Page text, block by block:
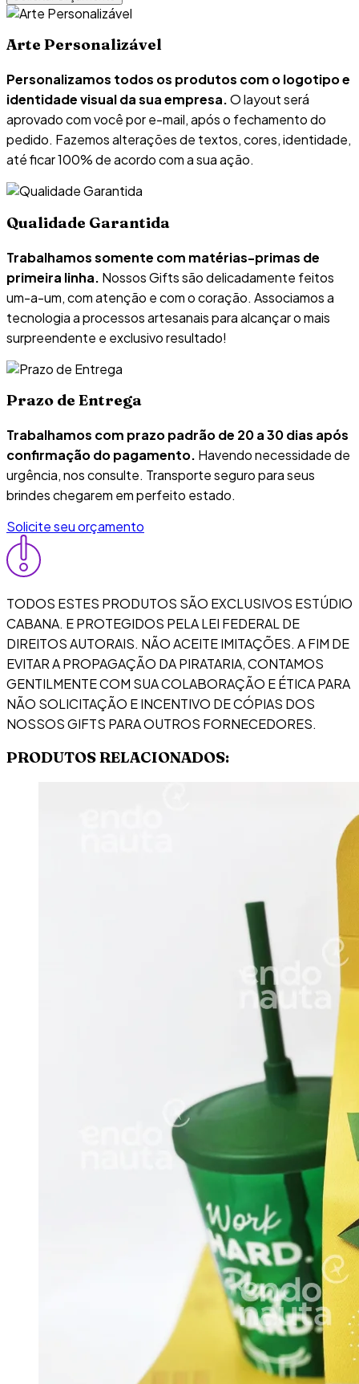
Arte Personalizável
Personalizamos todos os produtos com o logotipo e
identidade visual da sua empresa.O layout será
aprovado com você por e-mail, após o fechamento do
pedido. Fazemos alterações de textos, cores, identidade,
até ficar 100% de acordo com a sua ação.
Qualidade Garantida
Trabalhamos somente com matérias-primas de
primeira linha. Nossos Gifts são delicadamente feitos
um-a-um, com atenção e com o coração. Associamos a
tecnologia a processos artesanais para alcançar o mais
surpreendente e exclusivo resultado!
Prazo de Entrega
Trabalhamos com prazo padrão de 20 a 30 dias após
confirmação do pagamento. Havendo necessidade de
urgência, nos consulte. Transporte seguro para seus
brindes chegarem em perfeito estado.
Solicite seu orçamento
TODOS ESTES PRODUTOS SÃO EXCLUSIVOS ESTÚDIO
CABANA. E PROTEGIDOS PELA LEI FEDERAL DE
DIREITOS AUTORAIS. NÃO ACEITE IMITAÇÕES. A FIM DE
EVITAR A PROPAGAÇÃO DA PIRATARIA, CONTAMOS
GENTILMENTE COM SUA COLABORAÇÃO E ÉTICA PARA
NÃO SOLICITAÇÃO E INCENTIVO DE CÓPIAS DOS
NOSSOS GIFTS PARA OUTROS FORNECEDORES.
PRODUTOS RELACIONADOS: